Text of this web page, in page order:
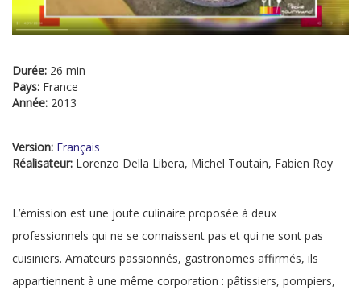
Durée: 26 min
Pays: France
Année: 2013
Version: Français
Réalisateur: Lorenzo Della Libera, Michel Toutain, Fabien Roy
L’émission est une joute culinaire proposée à deux
professionnels qui ne se connaissent pas et qui ne sont pas
cuisiniers. Amateurs passionnés, gastronomes affirmés, ils
appartiennent à une même corporation : pâtissiers, pompiers,